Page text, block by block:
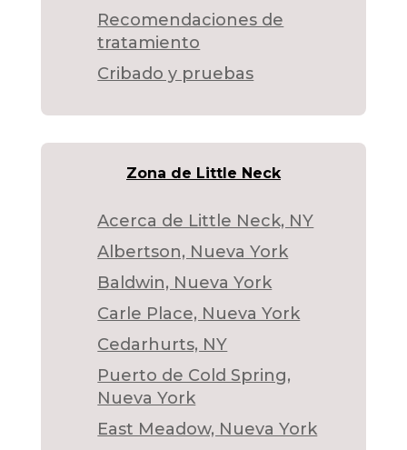
Recomendaciones de
tratamiento
Cribado y pruebas
Zona de Little Neck
Acerca de Little Neck, NY
Albertson, Nueva York
Baldwin, Nueva York
Carle Place, Nueva York
Cedarhurts, NY
Puerto de Cold Spring,
Nueva York
East Meadow, Nueva York